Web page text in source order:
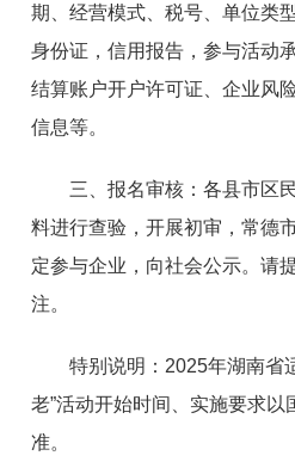
期、经营模式、税号、单位类
身份证，信用报告，参与活动
结算账户开户许可证、企业风
信息等。
三、报名审核：各县市区
料进行查验，开展初审，常德
定参与企业，向社会公示。请
注。
特别说明：2025年湖南省
老”活动开始时间、实施要求以
准。